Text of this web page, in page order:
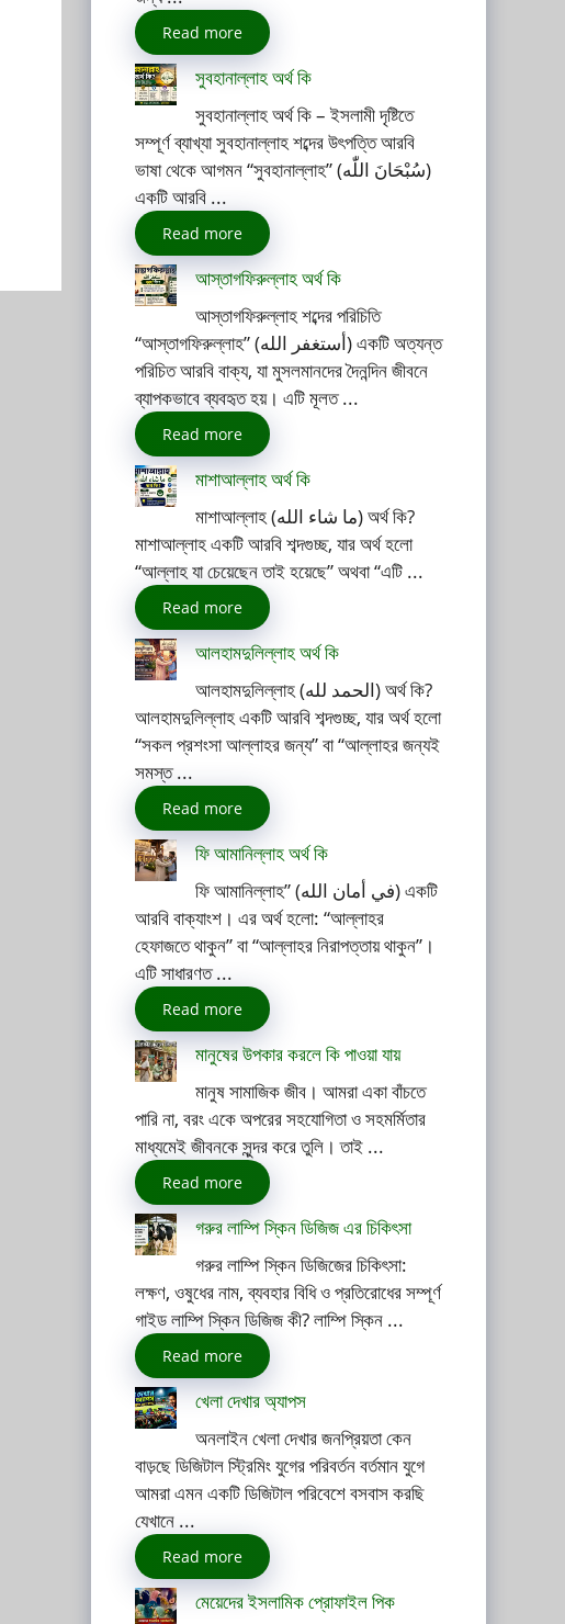
Read more
সুবহানাল্লাহ অর্থ কি
সুবহানাল্লাহ অর্থ কি – ইসলামী দৃষ্টিতে
সম্পূর্ণ ব্যাখ্যা সুবহানাল্লাহ শব্দের উৎপত্তি আরবি
ভাষা থেকে আগমন “সুবহানাল্লাহ” (سُبْحَانَ اللّٰه)
একটি আরবি ...
Read more
আস্তাগফিরুল্লাহ অর্থ কি
আস্তাগফিরুল্লাহ শব্দের পরিচিতি
“আস্তাগফিরুল্লাহ” (أستغفر الله) একটি অত্যন্ত
পরিচিত আরবি বাক্য, যা মুসলমানদের দৈনন্দিন জীবনে
ব্যাপকভাবে ব্যবহৃত হয়। এটি মূলত ...
Read more
মাশাআল্লাহ অর্থ কি
মাশাআল্লাহ (ما شاء الله) অর্থ কি?
মাশাআল্লাহ একটি আরবি শব্দগুচ্ছ, যার অর্থ হলো
“আল্লাহ যা চেয়েছেন তাই হয়েছে” অথবা “এটি ...
Read more
আলহামদুলিল্লাহ অর্থ কি
আলহামদুলিল্লাহ (الحمد لله) অর্থ কি?
আলহামদুলিল্লাহ একটি আরবি শব্দগুচ্ছ, যার অর্থ হলো
“সকল প্রশংসা আল্লাহর জন্য” বা “আল্লাহর জন্যই
সমস্ত ...
Read more
ফি আমানিল্লাহ অর্থ কি
ফি আমানিল্লাহ” (في أمان الله) একটি
আরবি বাক্যাংশ। এর অর্থ হলো: “আল্লাহর
হেফাজতে থাকুন” বা “আল্লাহর নিরাপত্তায় থাকুন”।
এটি সাধারণত ...
Read more
মানুষের উপকার করলে কি পাওয়া যায়
মানুষ সামাজিক জীব। আমরা একা বাঁচতে
পারি না, বরং একে অপরের সহযোগিতা ও সহমর্মিতার
মাধ্যমেই জীবনকে সুন্দর করে তুলি। তাই ...
Read more
গরুর লাম্পি স্কিন ডিজিজ এর চিকিৎসা
গরুর লাম্পি স্কিন ডিজিজের চিকিৎসা:
লক্ষণ, ওষুধের নাম, ব্যবহার বিধি ও প্রতিরোধের সম্পূর্ণ
গাইড লাম্পি স্কিন ডিজিজ কী? লাম্পি স্কিন ...
Read more
খেলা দেখার অ্যাপস
অনলাইন খেলা দেখার জনপ্রিয়তা কেন
বাড়ছে ডিজিটাল স্ট্রিমিং যুগের পরিবর্তন বর্তমান যুগে
আমরা এমন একটি ডিজিটাল পরিবেশে বসবাস করছি
যেখানে ...
Read more
মেয়েদের ইসলামিক প্রোফাইল পিক